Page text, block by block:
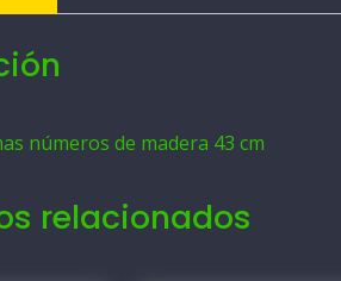
números de madera 43 cm
relacionados